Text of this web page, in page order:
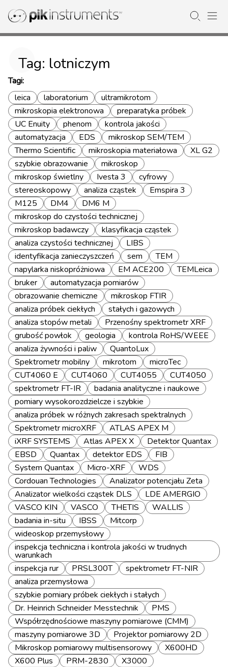
Tag: lotniczym
Tagi:
leica
laboratorium
ultramikrotom
mikroskopia elektronowa
preparatyka próbek
UC Enuity
phenom
kontrola jakości
automatyzacja
EDS
mikroskop SEM/TEM
Thermo Scientific
mikroskopia materiałowa
XL G2
szybkie obrazowanie
mikroskop
mikroskop świetlny
Ivesta 3
cyfrowy
stereoskopowy
analiza cząstek
Emspira 3
M125
DM4
DM6 M
mikroskop do czystości technicznej
mikroskop badawczy
klasyfikacja cząstek
analiza czystości technicznej
LIBS
identyfikacja zanieczyszczeń
sem
TEM
napylarka niskopróżniowa
EM ACE200
TEMLeica
bruker
automatyzacja pomiarów
obrazowanie chemiczne
mikroskop FTIR
analiza próbek ciekłych
stałych i gazowych
analiza stopów metali
Przenośny spektrometr XRF
grubość powłok
geologia
kontrola RoHS/WEEE
analiza żywności i paliw
QuantoLux
Spektrometr mobilny
mikrotom
microTec
CUT4060 E
CUT4060 CUT4055
CUT4050
spektrometr FT-IR
badania analityczne i naukowe
pomiary wysokorozdzielcze i szybkie
analiza próbek w różnych zakresach spektralnych
Spektrometr microXRF
ATLAS APEX M
iXRF SYSTEMS
Atlas APEX X
Detektor Quantax
EBSD
Quantax detektor EDS
FIB
System Quantax
Micro-XRF
WDS
Cordouan Technologies
Analizator potencjału Zeta
Analizator wielkości cząstek DLS
LDE AMERGIO
VASCO KIN
VASCO THETIS
WALLIS
badania in-situ
IBSS
Mitcorp
wideoskop przemysłowy
inspekcja techniczna i kontrola jakości w trudnych
warunkach
inspekcja rur
PRSL300T
spektrometr FT-NIR
analiza przemysłowa
szybkie pomiary próbek ciekłych i stałych
Dr. Heinrich Schneider Messtechnik
PMS
Współrzędnościowe maszyny pomiarowe (CMM)
maszyny pomiarowe 3D
Projektor pomiarowy 2D
Mikroskop pomiarowy multisensorowy
X600HD
X600 Plus
PRM-2830
X3000